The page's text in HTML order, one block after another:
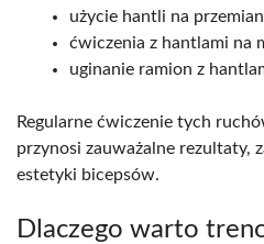
użycie hantli na
ćwiczenia z hantlami na
uginanie ramion z
Regularne ćwiczenie tych
przynosi zauważalne rezultaty,
estetyki bicepsów.
Dlaczego warto